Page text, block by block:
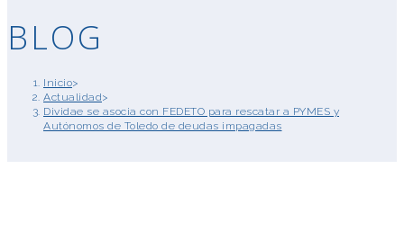
BLOG
Inicio>
Actualidad>
Dividae se asocia con FEDETO para rescatar a PYMES y
Autónomos de Toledo de deudas impagadas